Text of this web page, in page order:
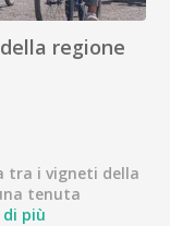
regione
tra i vigneti della
tenuta
di più